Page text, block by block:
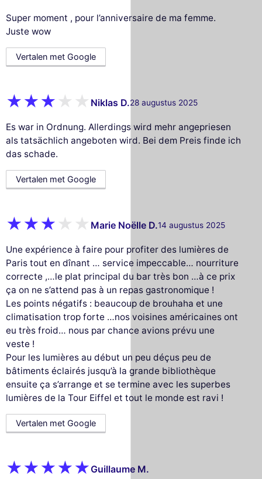
Super moment , pour l’anniversaire de ma femme.
Juste wow
Vertalen met Google
Niklas D.28 augustus 2025
Es war in Ordnung. Allerdings wird mehr angepriesen
als tatsächlich angeboten wird. Bei dem Preis finde ich
das schade.
Vertalen met Google
Marie Noëlle D.14 augustus 2025
Une expérience à faire pour profiter des lumières de
Paris tout en dînant … service impeccable… nourriture
correcte ,…le plat principal du bar très bon …à ce prix
ça on ne s’attend pas à un repas gastronomique !
Les points négatifs : beaucoup de brouhaha et une
climatisation trop forte …nos voisines américaines ont
eu très froid… nous par chance avions prévu une
veste !
Pour les lumières au début un peu déçus peu de
bâtiments éclairés jusqu’à la grande bibliothèque
ensuite ça s’arrange et se termine avec les superbes
lumières de la Tour Eiffel et tout le monde est ravi !
Vertalen met Google
Guillaume M.